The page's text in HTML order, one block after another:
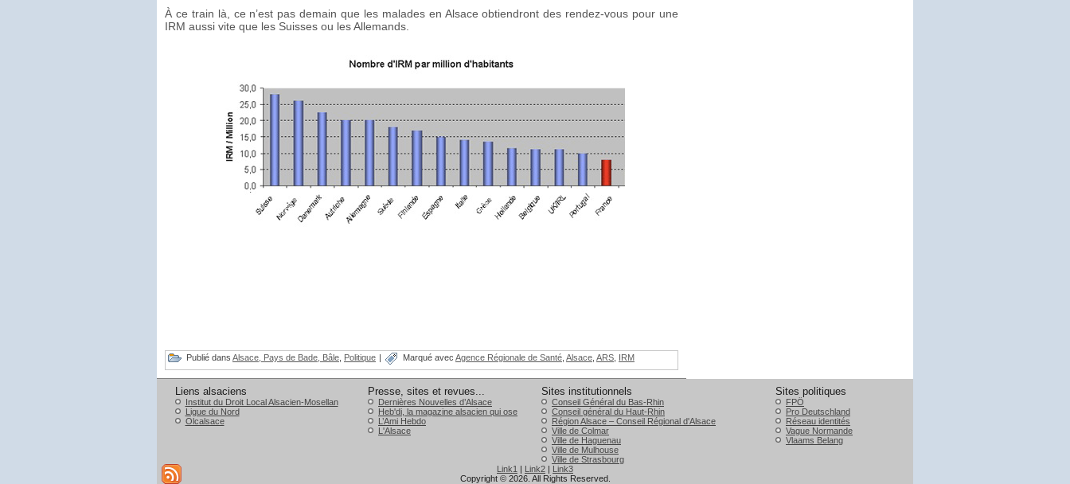
À ce train là, ce n’est pas demain que les malades en Alsace obtiendront des rendez-vous pour une
IRM aussi vite que les Suisses ou les Allemands.
Publié dans Alsace, Pays de Bade, Bâle Politique | Marqué avec Agence Régionale de Santé Alsace ARS IRM
Liens alsaciens
Institut du Droit Local Alsacien-Mosellan
Ligue du Nord
Olcalsace
Presse, sites et revues...
Dernières Nouvelles d’Alsace
Heb'di, la magazine alsacien qui ose
L’Ami Hebdo
L'Alsace
Sites institutionnels
Conseil Général du Bas-Rhin
Conseil général du Haut-Rhin
Région Alsace – Conseil Régional d'Alsace
Ville de Colmar
Ville de Haguenau
Ville de Mulhouse
Ville de Strasbourg
Sites politiques
FPÖ
Pro Deutschland
Réseau identités
Vague Normande
Vlaams Belang
Link1 | Link2 | Link3
Copyright © 2026. All Rights Reserved.